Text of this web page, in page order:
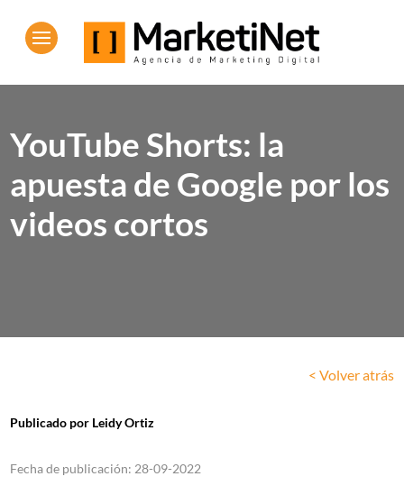
YouTube Shorts: la
apuesta de Google por los
videos cortos
< Volver atrás
Publicado por Leidy Ortiz
Fecha de publicación:28-09-2022